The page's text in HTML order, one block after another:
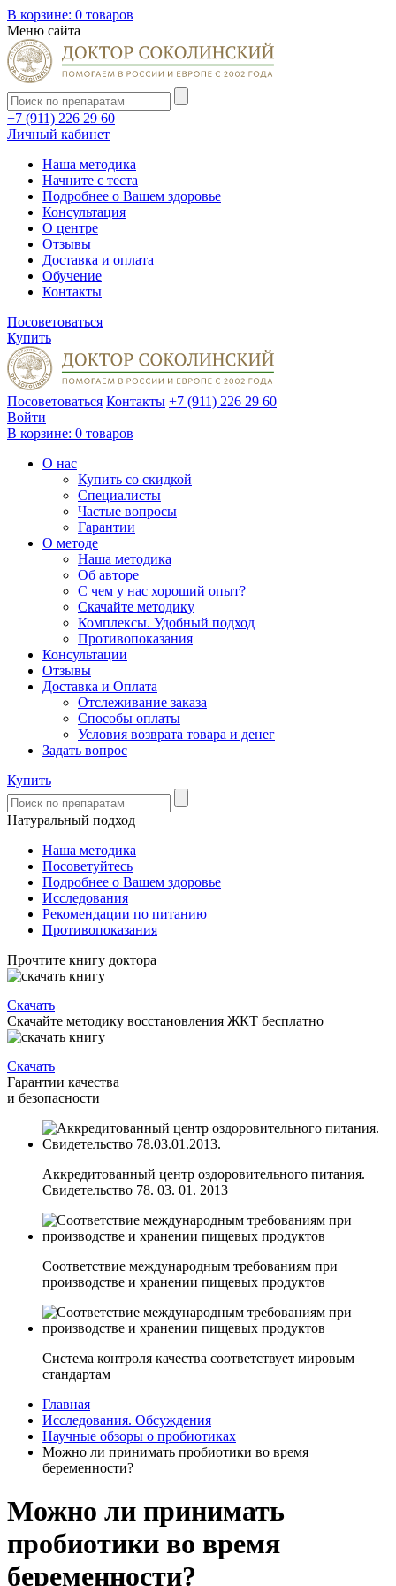
В корзине: 0 товаров
Меню сайта
+7 (911) 226 29 60
Личный кабинет
Наша методика
Начните с теста
Подробнее о Вашем здоровье
Консультация
О центре
Отзывы
Доставка и оплата
Обучение
Контакты
Посоветоваться
Купить
Посоветоваться Контакты +7 (911) 226 29 60
Войти
В корзине: 0 товаров
О нас
Купить со скидкой
Специалисты
Частые вопросы
Гарантии
О методе
Наша методика
Об авторе
С чем у нас хороший опыт?
Скачайте методику
Комплексы. Удобный подход
Противопоказания
Консультации
Отзывы
Доставка и Оплата
Отслеживание заказа
Способы оплаты
Условия возврата товара и денег
Задать вопрос
Купить
Натуральный подход
Наша методика
Посоветуйтесь
Подробнее о Вашем здоровье
Исследования
Рекомендации по питанию
Противопоказания
Прочтите книгу доктора
Скачать
Скачайте методику восстановления ЖКТ бесплатно
Скачать
Гарантии качества
и безопасности
Аккредитованный центр оздоровительного питания.
Свидетельство 78. 03. 01. 2013
Соответствие международным требованиям при
производстве и хранении пищевых продуктов
Система контроля качества соответствует мировым
стандартам
Главная
Исследования. Обсуждения
Научные обзоры о пробиотиках
Можно ли принимать пробиотики во время
беременности?
Можно ли принимать
пробиотики во время
беременности?